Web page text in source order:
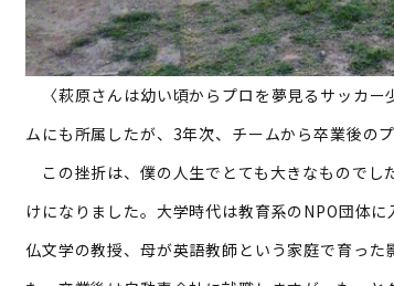
〈萩原さんは幼い頃からプロを夢見るサッカー
ムにも所属したが、3年次、チームから卒業後の
この挫折は、僕の人生でとても大きなものでし
けになりました。大学時代は教育系のNPO団体
仏文学の教授、母が英語教師という家庭で育っ